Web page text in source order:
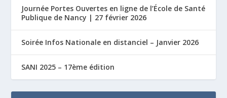
Journée Portes Ouvertes en ligne de l’École de Santé
Publique de Nancy | 27 février 2026
Soirée Infos Nationale en distanciel – Janvier 2026
SANI 2025 – 17ème édition